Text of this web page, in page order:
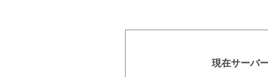
現在サーバ